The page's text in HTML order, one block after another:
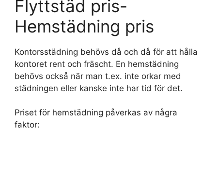
Flyttstäd pris-
Hemstädning pris
Kontorsstädning behövs då och då för att hålla
kontoret rent och fräscht. En hemstädning
behövs också när man t.ex. inte orkar med
städningen eller kanske inte har tid för det.
Priset för hemstädning påverkas av några
faktor: